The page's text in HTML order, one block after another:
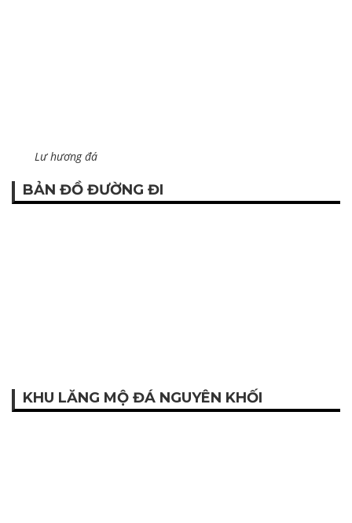
Lư hương đá
BẢN ĐỒ ĐƯỜNG ĐI
KHU LĂNG MỘ ĐÁ NGUYÊN KHỐI